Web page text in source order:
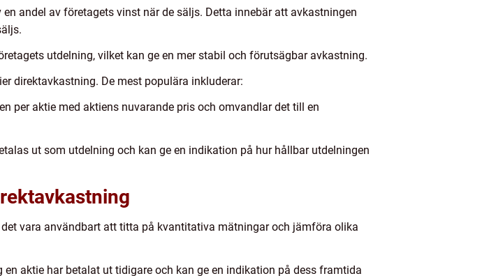
andel av företagets vinst när de säljs. Detta innebär att avkastningen
utdelning, vilket kan ge en mer stabil och förutsägbar avkastning.
direktavkastning. De mest populära inkluderar:
per aktie med aktiens nuvarande pris och omvandlar det till en
ut som utdelning och kan ge en indikation på hur hållbar utdelningen
vara användbart att titta på kvantitativa mätningar och jämföra olika
aktie har betalat ut tidigare och kan ge en indikation på dess framtida